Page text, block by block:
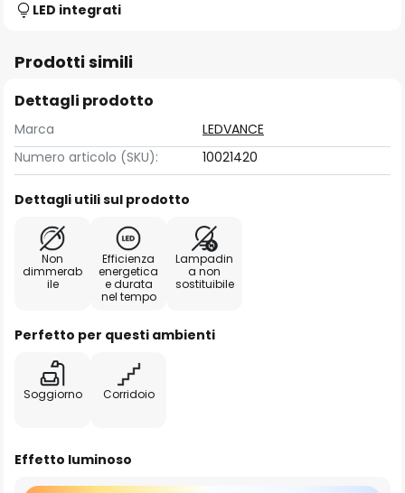
LED integrati
Prodotti simili
Dettagli prodotto
Marca
LEDVANCE
Numero articolo (SKU):
10021420
Dettagli utili sul prodotto
Non
dimmerab
ile
Efficienza
energetica
e durata
nel tempo
Lampadin
a non
sostituibile
Perfetto per questi ambienti
Soggiorno Corridoio
Effetto luminoso